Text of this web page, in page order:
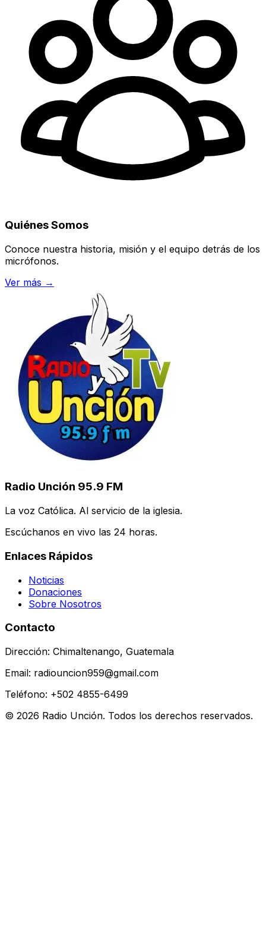
Quiénes Somos
Conoce nuestra historia, misión y el equipo detrás de los
micrófonos.
Ver más →
Radio Unción 95.9 FM
La voz Católica. Al servicio de la iglesia.
Escúchanos en vivo las 24 horas.
Enlaces Rápidos
Noticias
Donaciones
Sobre Nosotros
Contacto
Dirección: Chimaltenango, Guatemala
Email: radiouncion959@gmail.com
Teléfono: +502 4855-6499
© 2026 Radio Unción. Todos los derechos reservados.